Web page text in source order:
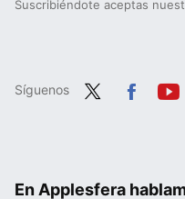
Suscribiéndote aceptas
Síguenos
En Applesfera